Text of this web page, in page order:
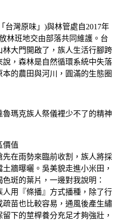
台灣原味」)與林管處自2017年
林班地交由部落共同維護。台
大門開啟了，族人生活行腳跨
，森林是自然循環系統中失落
的農田與河川，圓滿的生態圈
瑪克族人祭儀裡少不了的精神
價值
在雨勢來臨前收割，族人將採
牆曝曬。吳美貌走進小米田，
斑的葉片，一邊對我說明：
人用『條播』方式播種，除了行
苗也比較容易，通風後產生繡
下的莖桿養分充足才夠強壯，